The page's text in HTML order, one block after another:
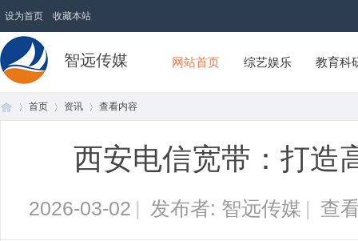
设为首页 收藏本站
智远传媒 网站首页 综艺娱乐 教育科
首页 资讯 查看内容
西安电信宽带：打造
2026-03-02 | 发布者: 智远传媒 | 查